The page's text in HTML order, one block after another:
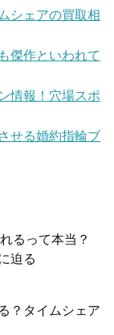
シェアの買取相
傑作といわれて
情報！穴場スポ
せる婚約指輪ブ
るって本当？
迫る
？タイムシェア